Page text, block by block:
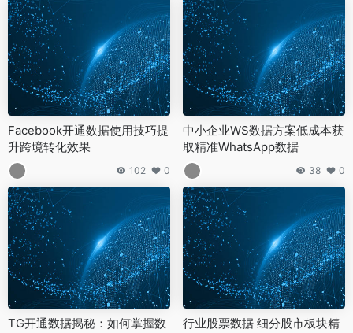
Facebook开通数据使用技巧提
升跨境转化效果
102 0
中小企业WS数据方案低成本获
取精准WhatsApp数据
38 0
TG开通数据揭秘：如何掌握数
行业股票数据 细分股市板块精